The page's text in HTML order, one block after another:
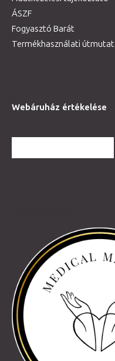
ÁSZF
Fogyasztó Barát
Termékhasználati
Webáruház értékelése